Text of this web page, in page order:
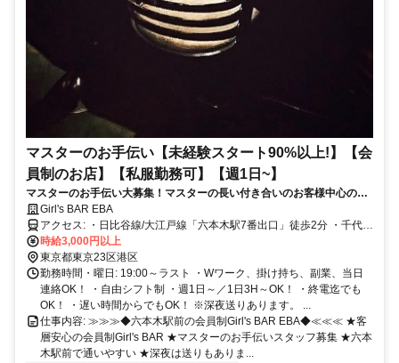
マスターのお手伝い【未経験スタート90%以上!】【会
員制のお店】【私服勤務可】【週1日~】
マスターのお手伝い大募集！マスターの長い付き合いのお客様中心の安
心店！未経験者ばかりで楽しく稼げるお店です♪
Girl's BAR EBA
アクセス: ・日比谷線/大江戸線「六本木駅7番出口」徒歩2分 ・千代田
線「乃木坂駅」徒歩10分 ◎恵比寿、中目黒、虎ノ門、霞ヶ関、日比
谷、銀座、秋葉原、北千住、上野、表参道、赤坂、大手町、湯島、綾
瀬、新橋etcから乗換なしでアクセスできます。
時給3,000円以上
東京都東京23区港区
勤務時間・曜日: 19:00～ラスト ・Wワーク、掛け持ち、副業、当日
連絡OK！ ・自由シフト制 ・週1日～／1日3H～OK！ ・終電迄でも
OK！ ・遅い時間からでもOK！ ※深夜送りあります。 ...
仕事内容: ≫≫≫◆六本木駅前の会員制Girl's BAR EBA◆≪≪≪ ★客
層安心の会員制Girl's BAR ★マスターのお手伝いスタッフ募集 ★六本
木駅前で通いやすい ★深夜は送りもありま...